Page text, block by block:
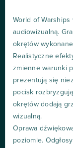
World of
audiowizualną.
okrętów wykonane
Realistyczne
zmienne warunki
prezentują się
pocisk
okrętów dodają
wizualną.
Oprawa
poziomie.